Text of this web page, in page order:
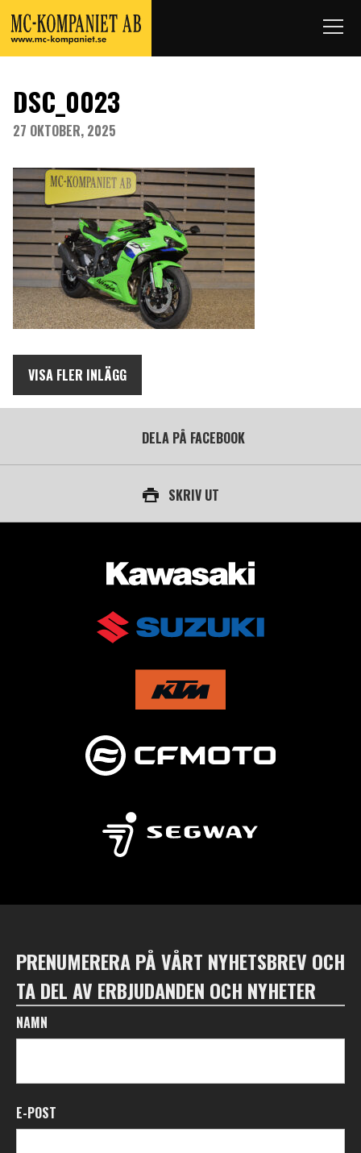
DSC_0023
27 OKTOBER, 2025
VISA FLER INLÄGG
DELA PÅ FACEBOOK
SKRIV UT
AUKTORISERAD ÅTERFÖRSÄLJARE AV
PRENUMERERA PÅ VÅRT NYHETSBREV OCH
TA DEL AV ERBJUDANDEN OCH NYHETER
NAMN
E-POST